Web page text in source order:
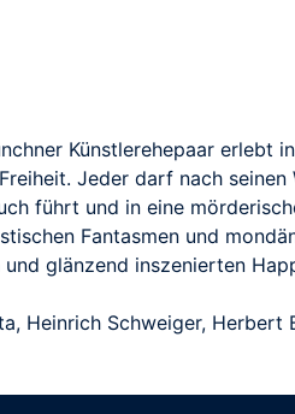
Künstlerehepaar erlebt
Jeder darf nach seinen
führt und in eine
Fantasmen und
glänzend inszenierten
Heinrich Schweiger, Herbert